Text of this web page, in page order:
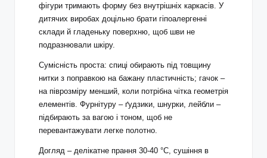
фігури тримають форму без внутрішніх каркасів. У
дитячих виробах доцільно брати гіпоалергенні
склади й гладеньку поверхню, щоб шви не
подразнювали шкіру.
Сумісність проста: спиці обирають під товщину
нитки з поправкою на бажану пластичність; гачок –
на піврозміру менший, коли потрібна чітка геометрія
елементів. Фурнітуру – ґудзики, шнурки, лейбли –
підбирають за вагою і тоном, щоб не
перевантажувати легке полотно.
Догляд – делікатне прання 30-40 °C, сушіння в